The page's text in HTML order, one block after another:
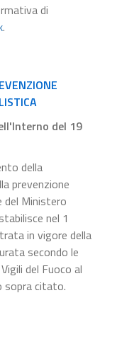
di
.
del 19
della
prevenzione
del Ministero
nel 1
in vigore della
secondo le
del Fuoco al
sopra citato.